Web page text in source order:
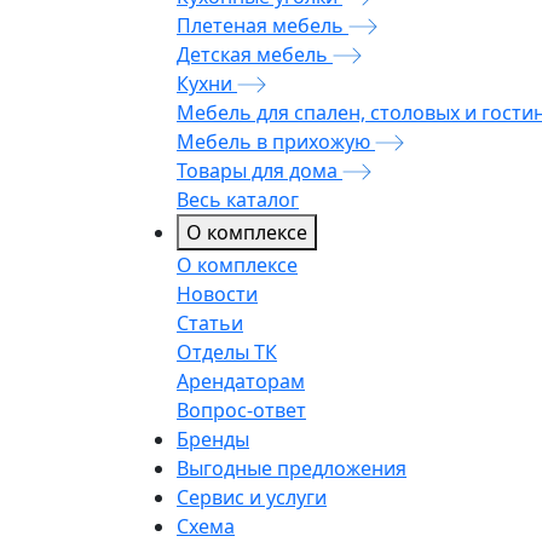
Плетеная мебель
Детская мебель
Кухни
Мебель для спален, столовых и
Мебель в прихожую
Товары для дома
Весь каталог
О комплексе
О комплексе
Новости
Статьи
Отделы ТК
Арендаторам
Вопрос-ответ
Бренды
Выгодные предложения
Сервис и услуги
Схема